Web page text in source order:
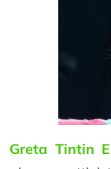
Greta Tintin